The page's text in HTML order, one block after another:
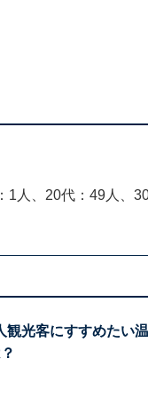
人、20代：49人、
観光客にすすめたい